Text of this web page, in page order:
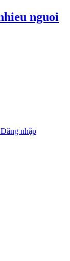
Đăng nhập